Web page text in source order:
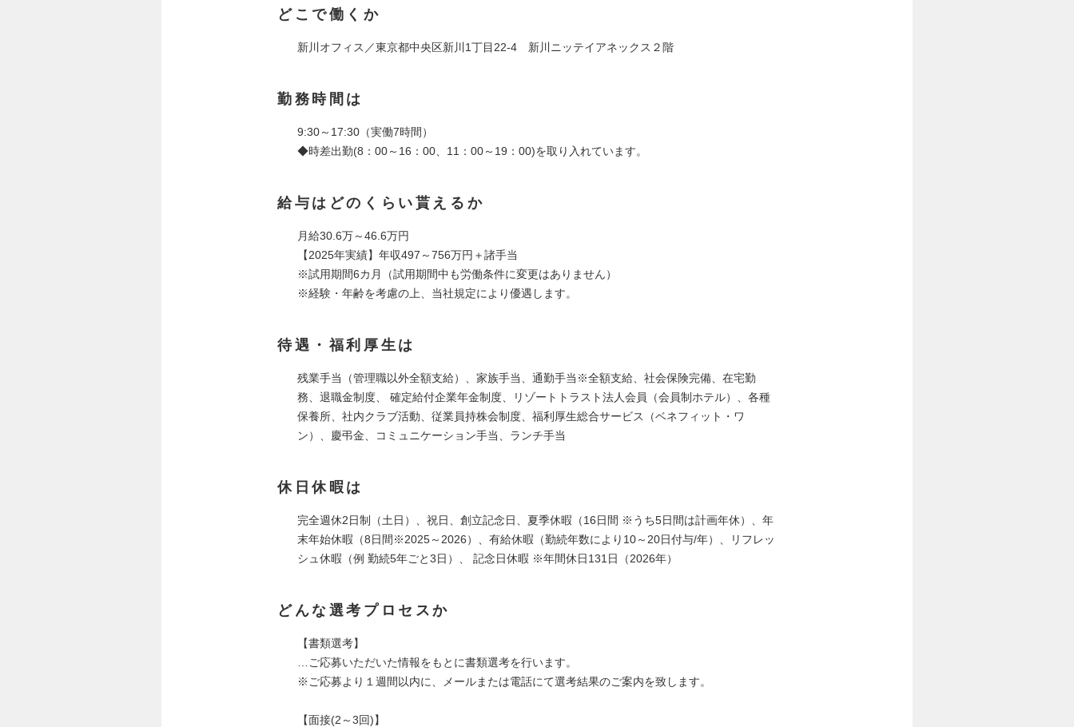
どこで働くか
新川オフィス／東京都中央区新川1丁目22-4 新川ニッテイアネックス２階
勤務時間は
9:30～17:30（実働7時間）
◆時差出勤(8：00～16：00、11：00～19：00)を取り入れています。
給与はどのくらい貰えるか
月給30.6万～46.6万円
【2025年実績】年収497～756万円＋諸手当
※試用期間6カ月（試用期間中も労働条件に変更はありません）
※経験・年齢を考慮の上、当社規定により優遇します。
待遇・福利厚生は
残業手当（管理職以外全額支給）、家族手当、通勤手当※全額支給、社会保険完備、在宅勤
務、退職金制度、 確定給付企業年金制度、リゾートトラスト法人会員（会員制ホテル）、各種
保養所、社内クラブ活動、従業員持株会制度、福利厚生総合サービス（ベネフィット・ワ
ン）、慶弔金、コミュニケーション手当、ランチ手当
休日休暇は
完全週休2日制（土日）、祝日、創立記念日、夏季休暇（16日間 ※うち5日間は計画年休）、年
末年始休暇（8日間※2025～2026）、有給休暇（勤続年数により10～20日付与/年）、リフレッ
シュ休暇（例 勤続5年ごと3日）、 記念日休暇 ※年間休日131日（2026年）
どんな選考プロセスか
【書類選考】
…ご応募いただいた情報をもとに書類選考を行います。
※ご応募より１週間以内に、メールまたは電話にて選考結果のご案内を致します。
【面接(2～3回)】